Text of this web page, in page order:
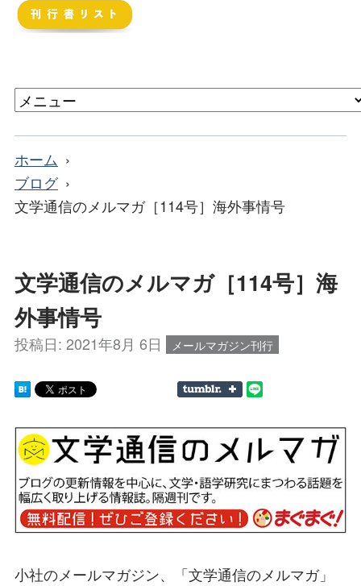
ホーム
ブログ
文学通信のメルマガ［114号］海外事情号
文学通信のメルマガ［114号］海
外事情号
投稿日: 2021年8月 6日 メールマガジン刊行
小社のメールマガジン、「文学通信のメルマガ」